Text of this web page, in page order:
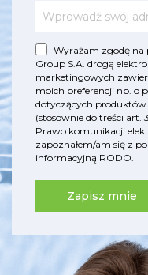
Wyrażam zgodę na
Group S.A. drogą
marketingowych
moich preferencji np. o
dotyczących produktów
(stosownie do treści art.
Prawo komunikacji
zapoznałem/am się z
informacyjną RODO.
Zapisz mnie